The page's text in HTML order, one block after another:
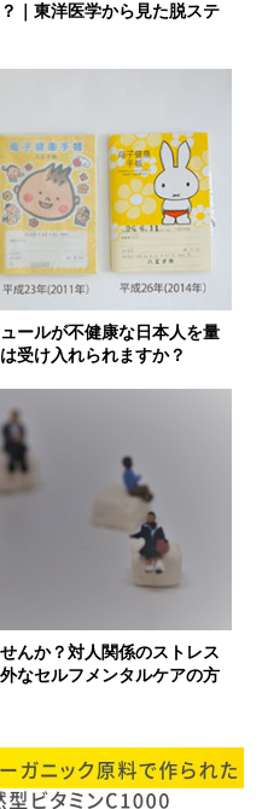
｜東洋医学から見た脱ステ
ールが不健康な日本人を量
受け入れられますか？
んか？対人関係のストレス
なセルフメンタルケアの方